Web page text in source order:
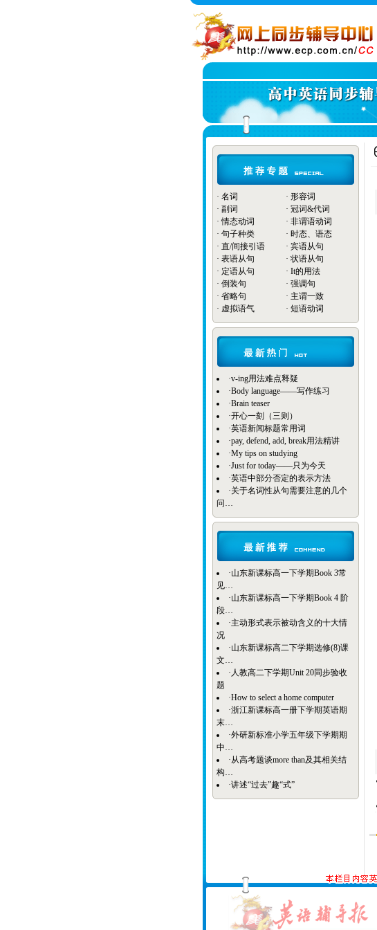
· 名词 · 形容词
· 副词 · 冠词&代词
·情态动词 · 非谓语动词
· 句子种类 · 时态、语态
· 直/间接引语 · 宾语从句
· 表语从句 · 状语从句
· 定语从句 · It的用法
· 倒装句 · 强调句
· 省略句 · 主谓一致
· 虚拟语气 · 短语动词
·v-ing用法难点释疑
·Body language——写作练习
·Brain teaser
·开心一刻（三则）
·英语新闻标题常用词
·pay, defend, add, break用法精讲
·My tips on studying
·Just for today——只为今天
·英语中部分否定的表示方法
·关于名词性从句需要注意的几个
问…
·山东新课标高一下学期Book 3常
见…
·山东新课标高一下学期Book 4 阶
段…
·主动形式表示被动含义的十大情
况
·山东新课标高二下学期选修(8)课
文…
· 人教高二下学期Unit 20同步验收
题
·How to select a home computer
·浙江新课标高一册下学期英语期
末…
·外研新标准小学五年级下学期期
中…
·从高考题谈more than及其相关结
构…
·讲述“过去”趣“式”